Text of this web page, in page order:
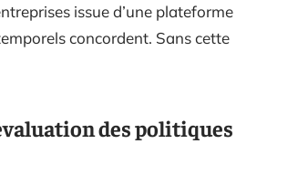
issue d’une plateforme
concordent. Sans cette
des politiques